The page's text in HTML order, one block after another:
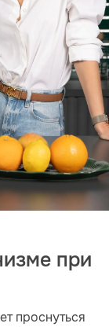
при
проснуться